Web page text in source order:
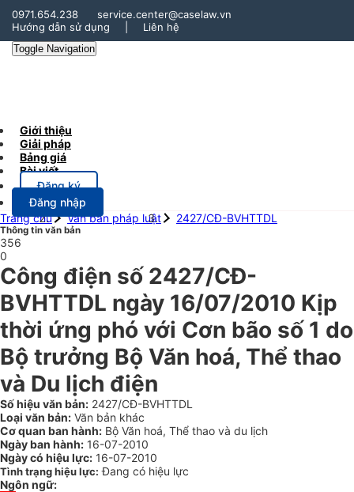
0971.654.238
service.center@caselaw.vn
Hướng dẫn sử dụng
Liên hệ
Toggle Navigation
Giới thiệu
Giải pháp
Bảng giá
Bài viết
Đăng ký
Đăng nhập
Trang chủ
Văn bản pháp luật 2427/CĐ-BVHTTDL
Thông tin văn bản
356
0
Công điện số 2427/CĐ-
BVHTTDL ngày 16/07/2010 Kịp
thời ứng phó với Cơn bão số 1 do
Bộ trưởng Bộ Văn hoá, Thể thao
và Du lịch điện
Số hiệu văn bản: 2427/CĐ-BVHTTDL
Loại văn bản: Văn bản khác
Cơ quan ban hành: Bộ Văn hoá, Thể thao và du lịch
Ngày ban hành: 16-07-2010
Ngày có hiệu lực: 16-07-2010
Tình trạng hiệu lực: Đang có hiệu lực
Ngôn ngữ: